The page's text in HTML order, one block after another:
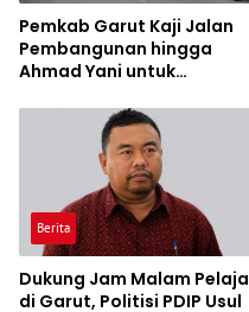
Pemkab Garut Kaji Jalan
Pembangunan hingga
Ahmad Yani untuk
Provinsi
Berita
Dukung Jam Malam
di Garut, Politisi PDIP Usul